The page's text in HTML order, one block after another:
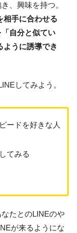
、興味を持つ。
相手に合わせる
自分と似てい
ように誘導でき
してみよう。
ードを好きな人
てみる
たとのLINEのや
が来るようにな